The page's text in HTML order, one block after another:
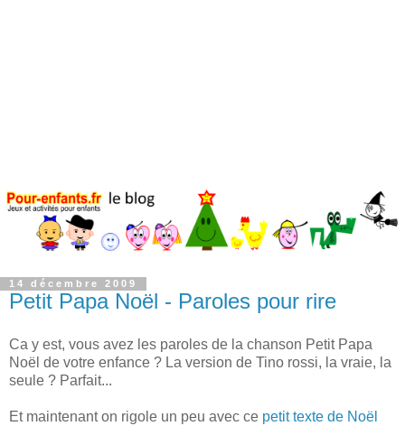
14 décembre 2009
Petit Papa Noël - Paroles pour rire
Ca y est, vous avez les paroles de la chanson Petit Papa
Noël de votre enfance ? La version de Tino rossi, la vraie, la
seule ? Parfait...
Et maintenant on rigole un peu avec ce petit texte de Noël